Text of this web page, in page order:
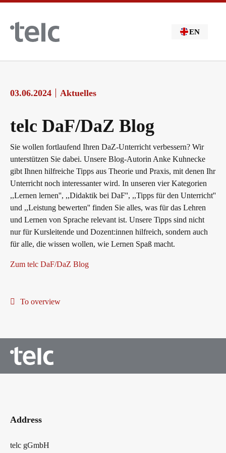
Skip to main content
EN
03.06.2024 Aktuelles
telc DaF/DaZ Blog
Sie wollen fortlaufend Ihren DaZ-Unterricht verbessern? Wir
unterstützen Sie dabei. Unsere Blog-Autorin Anke Kuhnecke
gibt Ihnen hilfreiche Tipps aus Theorie und Praxis, mit denen Ihr
Unterricht noch interessanter wird. In unseren vier Kategorien
,,Lernen lernen'', ,,Didaktik bei DaF'', ,,Tipps für den Unterricht''
und ,,Leistung bewerten'' finden Sie alles, was für das Lehren
und Lernen von Sprache relevant ist. Unsere Tipps sind nicht
nur für Kursleitende und Dozent:innen hilfreich, sondern auch
für alle, die wissen wollen, wie Lernen Spaß macht.
Zum telc DaF/DaZ Blog
To overview
Address
telc gGmbH